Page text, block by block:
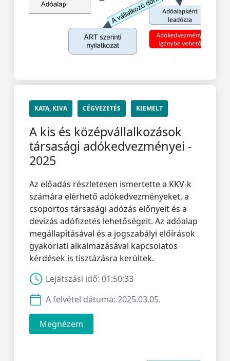
KATA, KIVA CÉGVEZETÉS KIEMELT
A kis és középvállalkozások
társasági adókedvezményei -
2025
Az előadás részletesen ismertette a KKV-k
számára elérhető adókedvezményeket, a
csoportos társasági adózás előnyeit és a
devizás adófizetés lehetőségeit. Az adóalap
megállapításával és a jogszabályi előírások
gyakorlati alkalmazásával kapcsolatos
kérdések is tisztázásra kerültek.
Lejátszási idő: 01:50:33
A felvétel dátuma: 2025.03.05.
Megnézem